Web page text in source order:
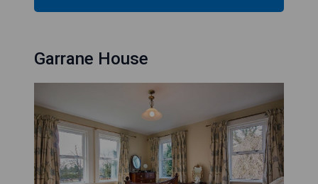
Garrane House